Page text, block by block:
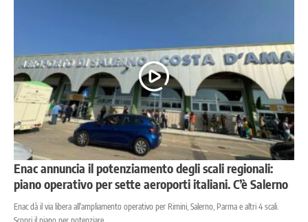
Enac annuncia il potenziamento degli scali regionali:
piano operativo per sette aeroporti italiani. C’è Salerno
Enac dà il via libera all'ampliamento operativo per Rimini, Salerno, Parma e altri 4 scali.